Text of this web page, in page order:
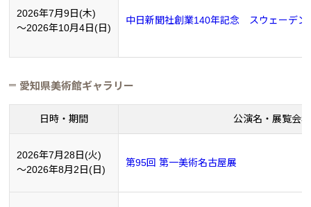
2026年7月9日(木)
～2026年10月4日(日)
中日新聞社創業140年記念 スウェーデ
愛知県美術館ギャラリー
日時・期間 公演名・展覧会
2026年7月28日(火)
～2026年8月2日(日)
第95回 第一美術名古屋展